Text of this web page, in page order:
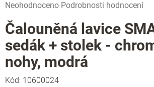
hodnocení
produktu
je
0,0
z
5
hvězdiček.
Neohodnoceno Podrobnosti hodnocení
Čalouněná lavice
sedák + stolek -
nohy, modrá
Kód: 10600024